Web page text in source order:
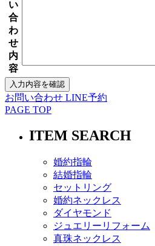
い
合
わ
せ
内
容
お問い合わせ LINE予約
PAGE TOP
ITEM SEARCH
婚約指輪
結婚指輪
セットリング
婚約ネックレス
ダイヤモンド
ジュエリーリフォーム
真珠ネックレス